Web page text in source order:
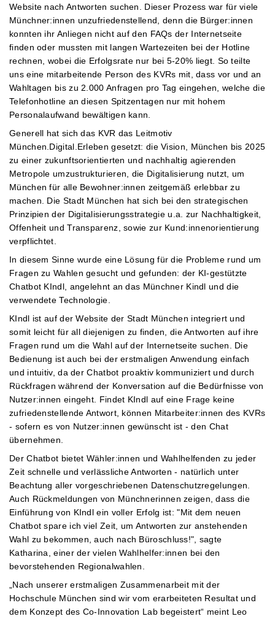
Website nach Antworten suchen. Dieser Prozess war für viele
Münchner:innen unzufriedenstellend, denn die Bürger:innen
konnten ihr Anliegen nicht auf den FAQs der Internetseite
finden oder mussten mit langen Wartezeiten bei der Hotline
rechnen, wobei die Erfolgsrate nur bei 5-20% liegt. So teilte
uns eine mitarbeitende Person des KVRs mit, dass vor und an
Wahltagen bis zu 2.000 Anfragen pro Tag eingehen, welche die
Telefonhotline an diesen Spitzentagen nur mit hohem
Personalaufwand bewältigen kann.
Generell hat sich das KVR das Leitmotiv
München.Digital.Erleben gesetzt: die Vision, München bis 2025
zu einer zukunftsorientierten und nachhaltig agierenden
Metropole umzustrukturieren, die Digitalisierung nutzt, um
München für alle Bewohner:innen zeitgemäß erlebbar zu
machen. Die Stadt München hat sich bei den strategischen
Prinzipien der Digitalisierungsstrategie u.a. zur Nachhaltigkeit,
Offenheit und Transparenz, sowie zur Kund:innenorientierung
verpflichtet.
In diesem Sinne wurde eine Lösung für die Probleme rund um
Fragen zu Wahlen gesucht und gefunden: der KI-gestützte
Chatbot KIndl, angelehnt an das Münchner Kindl und die
verwendete Technologie.
KIndl ist auf der Website der Stadt München integriert und
somit leicht für all diejenigen zu finden, die Antworten auf ihre
Fragen rund um die Wahl auf der Internetseite suchen. Die
Bedienung ist auch bei der erstmaligen Anwendung einfach
und intuitiv, da der Chatbot proaktiv kommuniziert und durch
Rückfragen während der Konversation auf die Bedürfnisse von
Nutzer:innen eingeht. Findet KIndl auf eine Frage keine
zufriedenstellende Antwort, können Mitarbeiter:innen des KVRs
- sofern es von Nutzer:innen gewünscht ist - den Chat
übernehmen.
Der Chatbot bietet Wähler:innen und Wahlhelfenden zu jeder
Zeit schnelle und verlässliche Antworten - natürlich unter
Beachtung aller vorgeschriebenen Datenschutzregelungen.
Auch Rückmeldungen von Münchnerinnen zeigen, dass die
Einführung von KIndl ein voller Erfolg ist: "Mit dem neuen
Chatbot spare ich viel Zeit, um Antworten zur anstehenden
Wahl zu bekommen, auch nach Büroschluss!", sagte
Katharina, einer der vielen Wahlhelfer:innen bei den
bevorstehenden Regionalwahlen.
„Nach unserer erstmaligen Zusammenarbeit mit der
Hochschule München sind wir vom erarbeiteten Resultat und
dem Konzept des Co-Innovation Lab begeistert“ meint Leo